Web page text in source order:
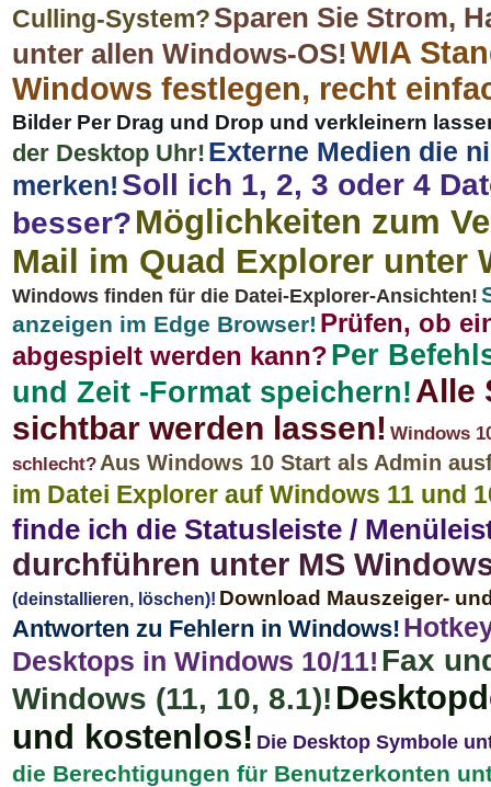
Culling-System?Sparen Sie Strom,
unter allen Windows-OS!WIA
Windows festlegen, recht
Bilder Per Drag und Drop und verkleinern
der Desktop Uhr! Externe Medien die
merken! Soll ich 1, 2, 3 oder 4
besser?Möglichkeiten zum
Mail im Quad Explorer unter
Windows finden für die Datei-Explorer-Ansichten!
anzeigen im Edge Browser! Prüfen, ob
abgespielt werden kann?Per
und Zeit -Format speichern! Alle
sichtbar werden lassen! Windows
schlecht? Aus Windows 10 Start als Admin
im Datei Explorer auf Windows 11 und
finde ich die Statusleiste /
durchführen unter MS
(deinstallieren, löschen)! Download Mauszeiger-
Antworten zu Fehlern in Windows!
Desktops in Windows 10/11! Fax
Windows (11, 10, 8.1)!
und kostenlos! Die Desktop Symbole
die Berechtigungen für Benutzerkonten